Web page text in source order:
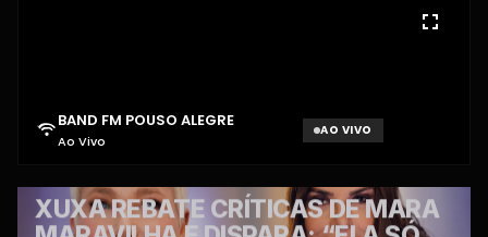
BAND FM POUSO ALEGRE
Ao Vivo
AO VIVO